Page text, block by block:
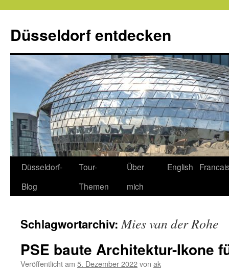
springen
Düsseldorf entdecken
Düsseldorf-
Blog
Tour-
Themen
Über
mich
English
Schlagwortarchiv:Mies van der Rohe
PSE baute Architektur-Ikone
Veröffentlicht am 5. Dezember 2022von ak